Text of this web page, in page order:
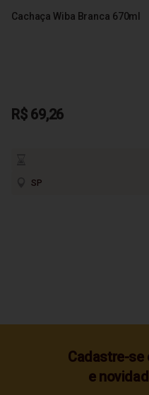
Cachaça Wiba Branca 670ml
R$ 69,26
SP
Cadastre-se
e